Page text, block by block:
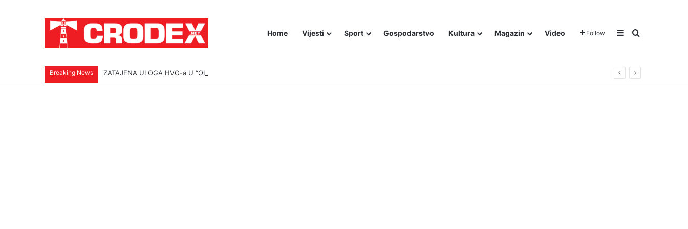
Home Vijesti Sport Gospodarstvo Kultura Magazin Video Follow Sidebar
Traži
Breaking News ZATAJENA ULOGA HVO-a U “OLUJI”